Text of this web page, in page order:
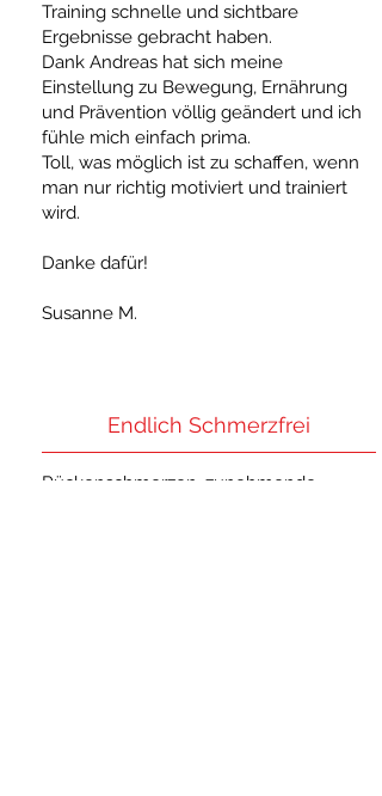
Training schnelle und sichtbare
Ergebnisse gebracht haben.
Dank Andreas hat sich meine
Einstellung zu Bewegung, Ernährung
und Prävention völlig geändert und ich
fühle mich einfach prima.
Toll, was möglich ist zu schaffen, wenn
man nur richtig motiviert und trainiert
wird.
Danke dafür!
Susanne M.
Endlich Schmerzfrei
Rückenschmerzen, zunehmende